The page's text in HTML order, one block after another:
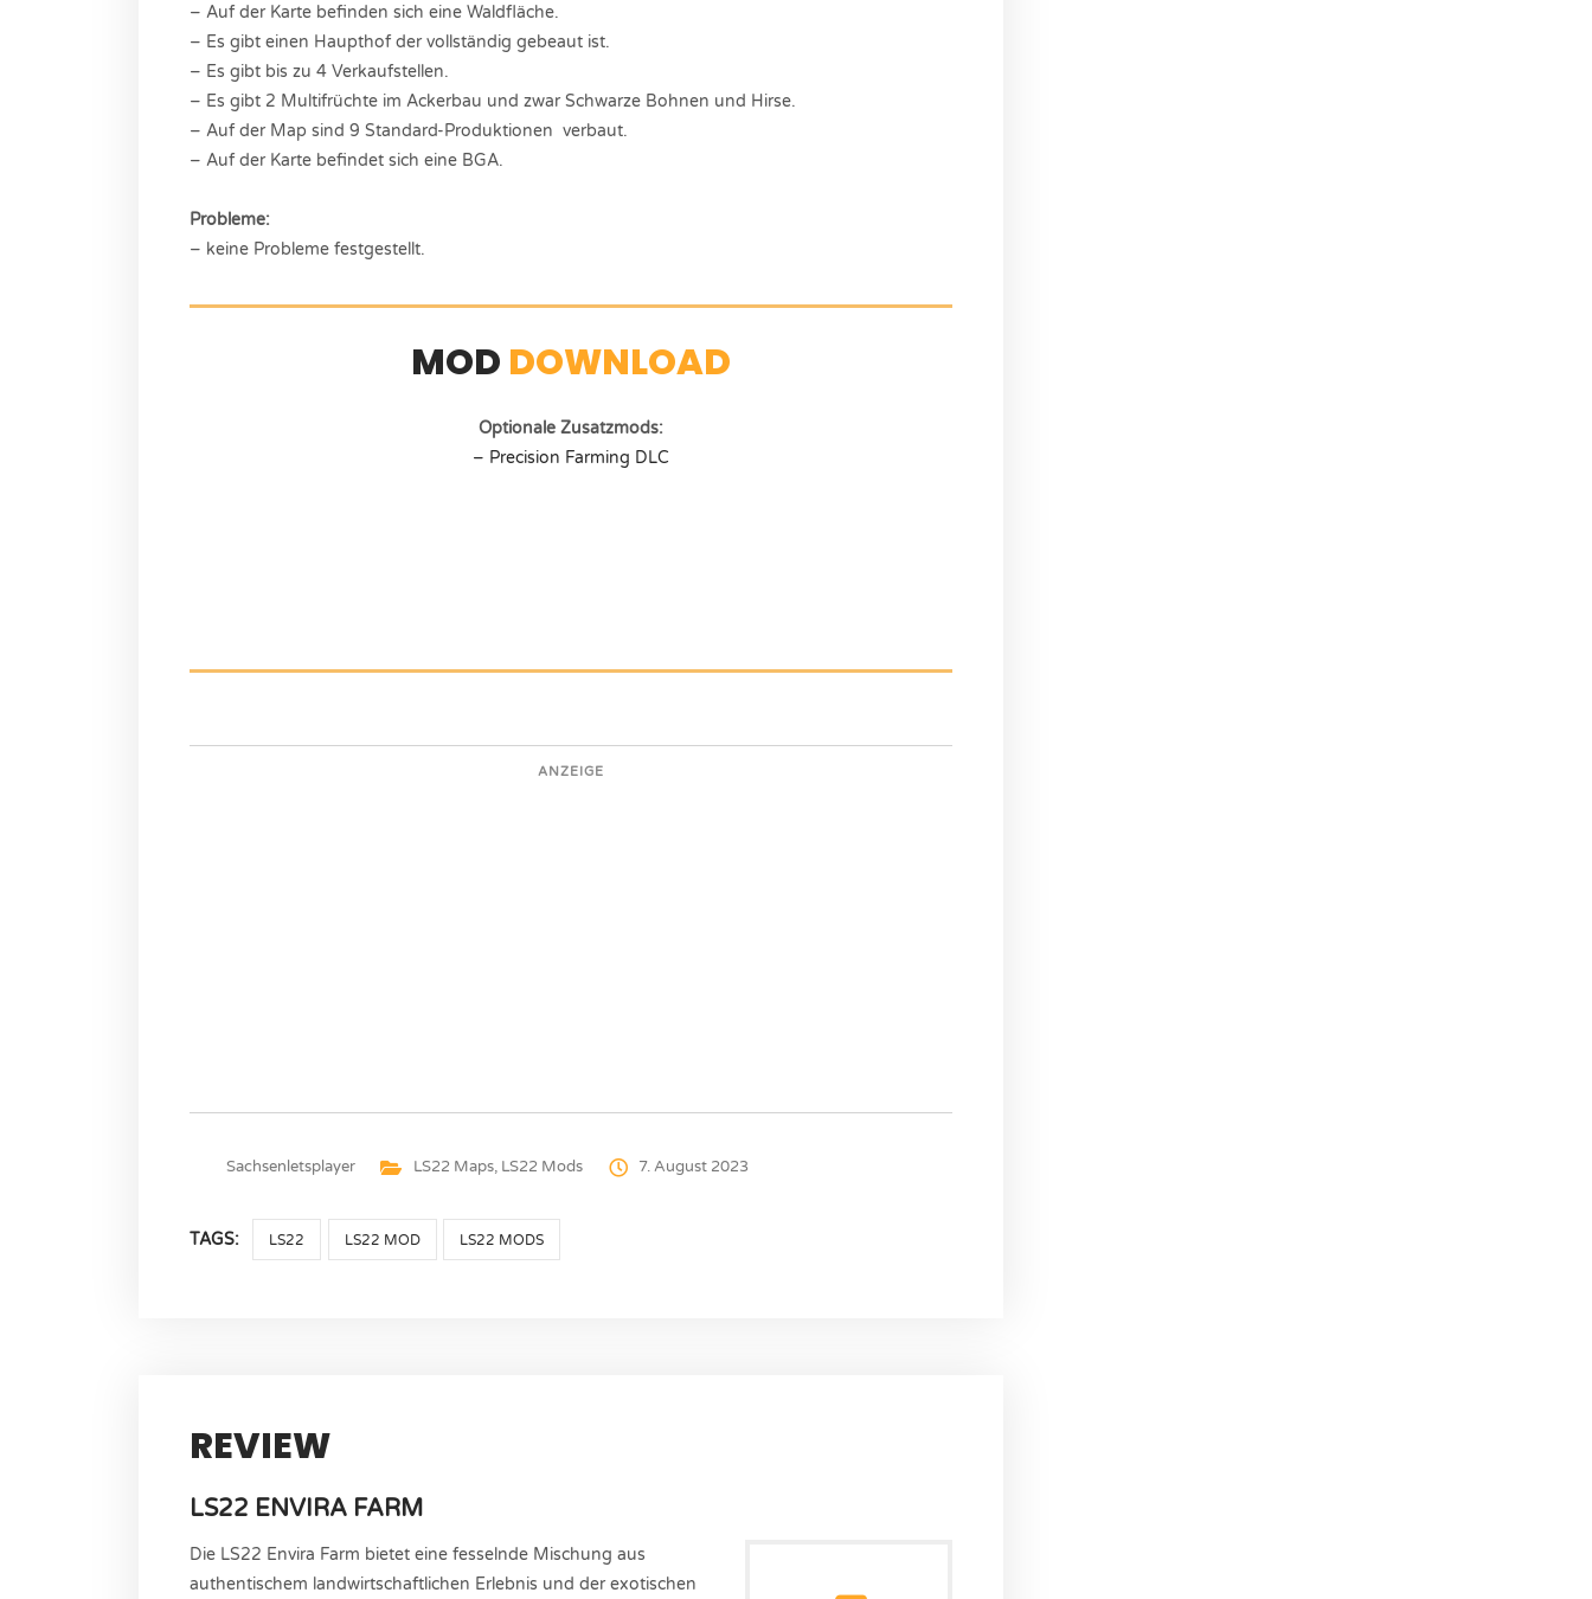
– Auf der Karte befinden sich eine Waldfläche.
– Es gibt einen Haupthof der vollständig gebeaut ist.
– Es gibt bis zu 4 Verkaufstellen.
– Es gibt 2 Multifrüchte im Ackerbau und zwar Schwarze Bohnen und Hirse.
– Auf der Map sind 9 Standard-Produktionen verbaut.
– Auf der Karte befindet sich eine BGA.
Probleme:
– keine Probleme festgestellt.
MOD DOWNLOAD
Optionale Zusatzmods:
– Precision Farming DLC
ANZEIGE
Sachsenletsplayer LS22 Maps, LS22 Mods 7. August 2023
TAGS: LS22 LS22 MOD LS22 MODS
REVIEW
LS22 ENVIRA FARM
Die LS22 Envira Farm bietet eine fesselnde Mischung aus
authentischem landwirtschaftlichen Erlebnis und der exotischen